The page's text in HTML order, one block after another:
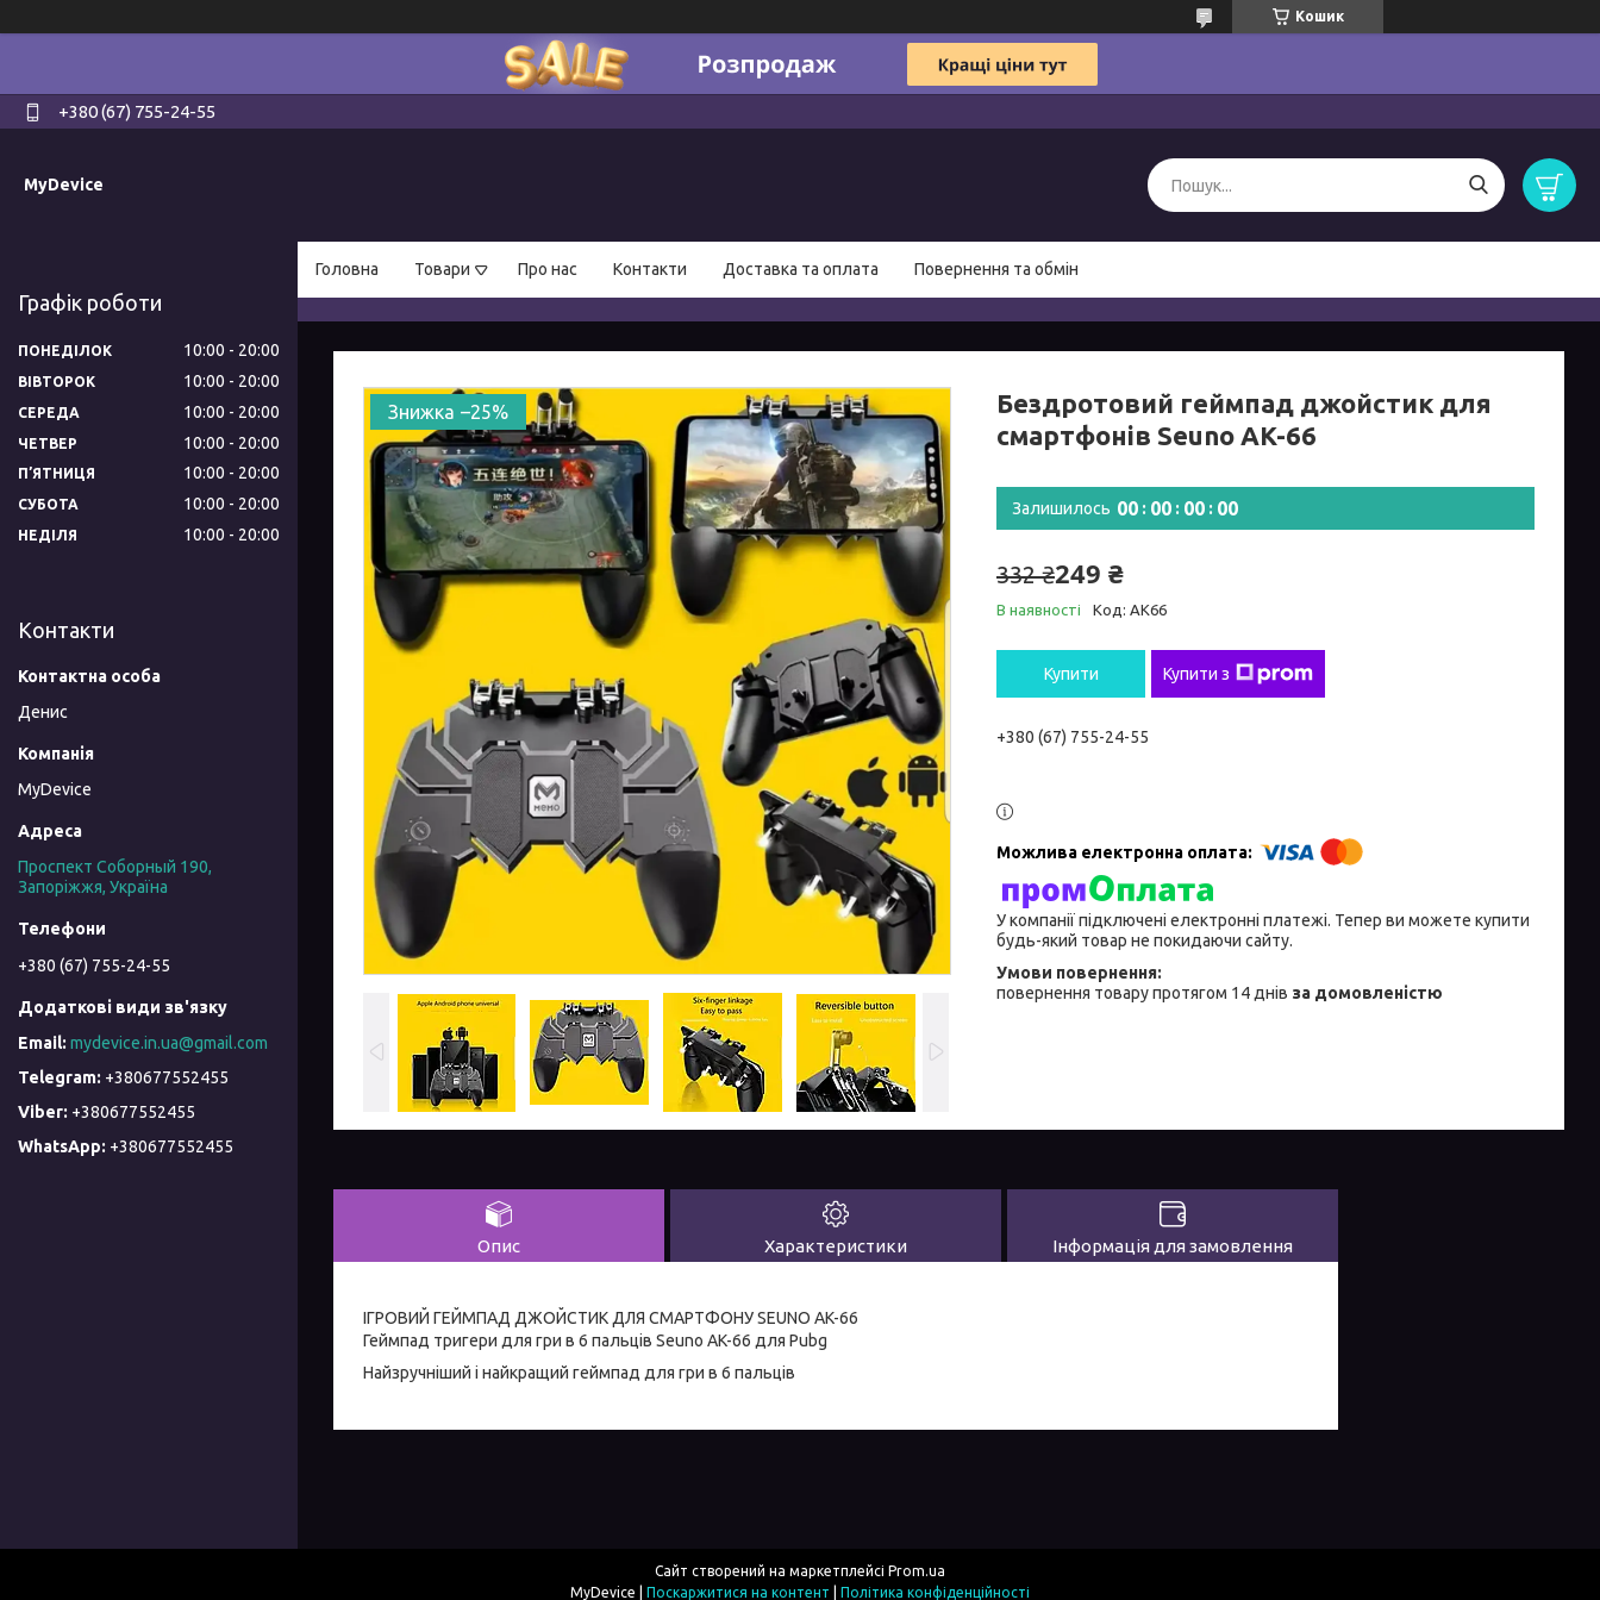
Кошик
+380 (67) 755-24-55
MyDevice
Головна Товари Про нас Контакти Доставка та оплата Повернення та обмін
–25%
Бездротовий геймпад джойстик для
смартфонів Seuno AK-66
Залишилось 00 00 00 00
332 ₴249 ₴
В наявності Код: AK66
Купити Купити з
+380 (67) 755-24-55
У компанії підключені електронні платежі. Тепер ви можете купити
будь-який товар не покидаючи сайту.
повернення товару протягом 14 днів за домовленістю
Опис Характеристики Інформація для замовлення
ІГРОВИЙ ГЕЙМПАД ДЖОЙСТИК ДЛЯ СМАРТФОНУ SEUNO AK-66
Геймпад тригери для гри в 6 пальців Seuno AK-66 для Pubg
Найзручніший і найкращий геймпад для гри в 6 пальців
Графік роботи
ПОНЕДІЛОК 10:00 20:00
ВІВТОРОК 10:00 20:00
СЕРЕДА 10:00 20:00
ЧЕТВЕР 10:00 20:00
ПʼЯТНИЦЯ 10:00 20:00
СУБОТА 10:00 20:00
НЕДІЛЯ 10:00 20:00
Контакти
Денис
MyDevice
Проспект Соборный 190,
Запоріжжя, Україна
+380 (67) 755-24-55
mydevice.in.ua@gmail.com
+380677552455
+380677552455
+380677552455
Сайт створений на маркетплейсі Prom.ua
Поскаржитися на контент Політика конфіденційності